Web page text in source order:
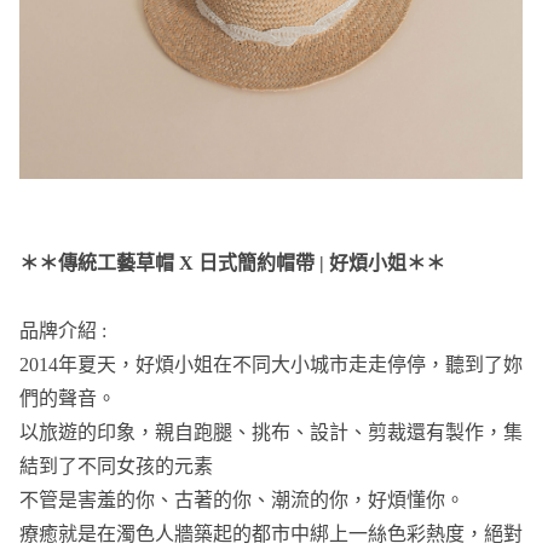
＊＊傳統工藝草帽 X 日式簡約帽帶 | 好煩小姐＊＊
品牌介紹 :
2014年夏天，好煩小姐在不同⼤小城市⾛走停停，聽到了妳
們的聲音。
以旅遊的印象，親自跑腿、挑布、設計、剪裁還有製作，集
結到了不同女孩的元素
不管是害羞的你、古著的你、潮流的你，好煩懂你。
療癒就是在濁⾊人牆築起的都市中綁上一絲色彩熱度，絕對